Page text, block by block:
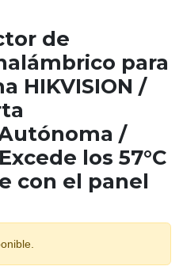
de
para
HIKVISION /
/
los 57°C
con el panel